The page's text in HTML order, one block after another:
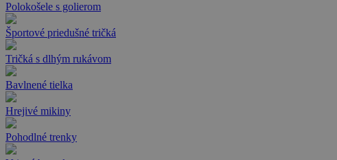
Polokošele s golierom
Športové priedušné tričká
Tričká s dlhým rukávom
Bavlnené tielka
Hrejivé mikiny
Pohodlné trenky